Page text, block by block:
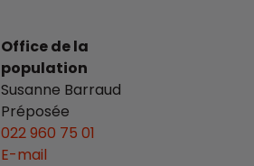
Office de la
population
Susanne Barraud
Préposée
022 960 75 01
E-mail